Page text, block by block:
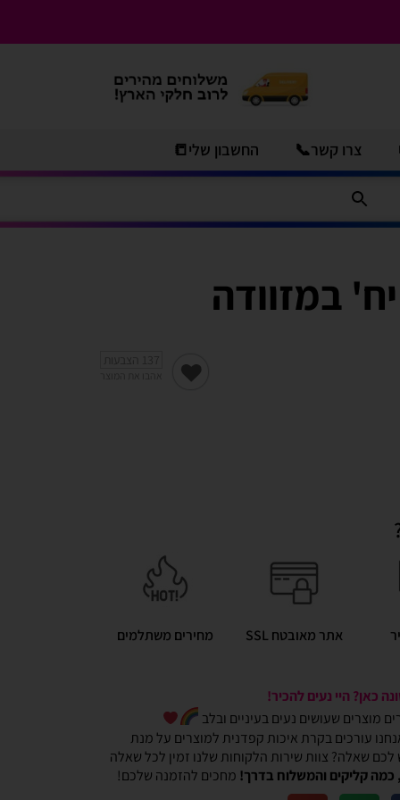
צרו קשר📞 החשבון שלי📒
אתר מאובטח SSL מחירים משתלמים
כאן? היי נעים להכיר!
מוצרים שעושים נעים בעיניים ובלב
עורכים בקרת איכות קפדנית למוצרים על מנת
לכם שאלה? צוות שירות הלקוחות שלנו זמין לכל שאלה
כמה קליקים והמשלוח בדרך! מחכים להזמנה שלכם!